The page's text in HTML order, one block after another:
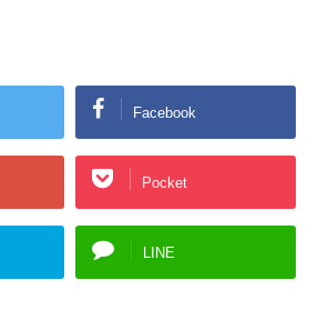
Facebook
Pocket
LINE